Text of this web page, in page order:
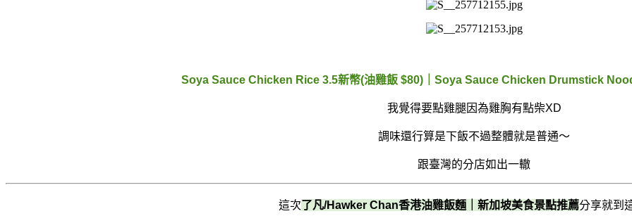
Soya Sauce Chicken Rice 3.5新幣(油雞飯 $80)｜Soya Sauce Chicken Drumstick
我覺得要點雞腿因為雞胸有點柴XD
調味還行算是下飯不過整體就是普通～
跟臺灣的分店如出一轍
這次了凡/Hawker Chan香港油雞飯麵｜新加坡美食景點推薦分享就到